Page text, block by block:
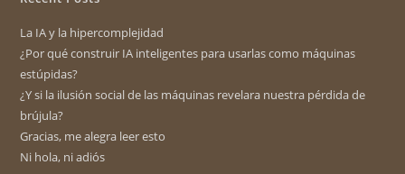
La IA y la hipercomplejidad
¿Por qué construir IA inteligentes para usarlas como máquinas
estúpidas?
¿Y si la ilusión social de las máquinas revelara nuestra pérdida de
brújula?
Gracias, me alegra leer esto
Ni hola, ni adiós